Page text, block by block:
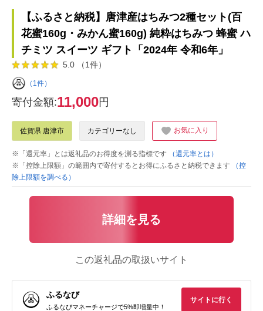
【ふるさと納税】唐津産はちみつ2種セット(百
花蜜160g・みかん蜜160g) 純粋はちみつ 蜂蜜 ハ
チミツ スイーツ ギフト「2024年 令和6年」
5.0 （1件）
（1件）
寄付金額:11,000円
佐賀県 唐津市 カテゴリーなし お気に入り
※「還元率」とは返礼品のお得度を測る指標です
（還元率とは）
※「控除上限額」の範囲内で寄付するとお得にふるさと納税できます
（控
除上限額を調べる）
詳細を見る
この返礼品の取扱いサイト
ふるなび
ふるなびマネーチャージで5%即増量中！
サイトに行く